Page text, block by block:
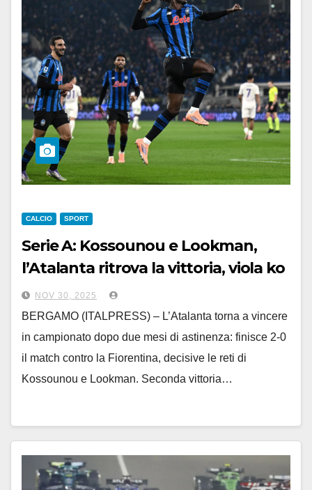
CALCIO SPORT
Serie A: Kossounou e Lookman,
l’Atalanta ritrova la vittoria, viola ko
e ultimi
NOV 30, 2025
BERGAMO (ITALPRESS) – L’Atalanta torna a vincere
in campionato dopo due mesi di astinenza: finisce 2-0
il match contro la Fiorentina, decisive le reti di
Kossounou e Lookman. Seconda vittoria…